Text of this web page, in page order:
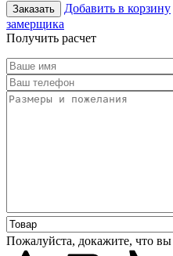
Заказать Добавить в корзину
замерщика
Получить расчет
Пожалуйста, докажите, что